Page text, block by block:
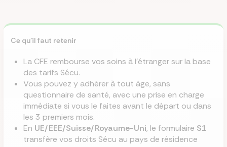
Ce qu'il faut retenir
La CFE rembourse vos soins à l'étranger sur la base
des tarifs Sécu.
Vous pouvez y adhérer à tout âge, sans
questionnaire de santé, avec une prise en charge
immédiate si vous le faites avant le départ ou dans
les 3 premiers mois.
En UE/EEE/Suisse/Royaume-Uni, le formulaire S1
transfère vos droits Sécu au pays de résidence